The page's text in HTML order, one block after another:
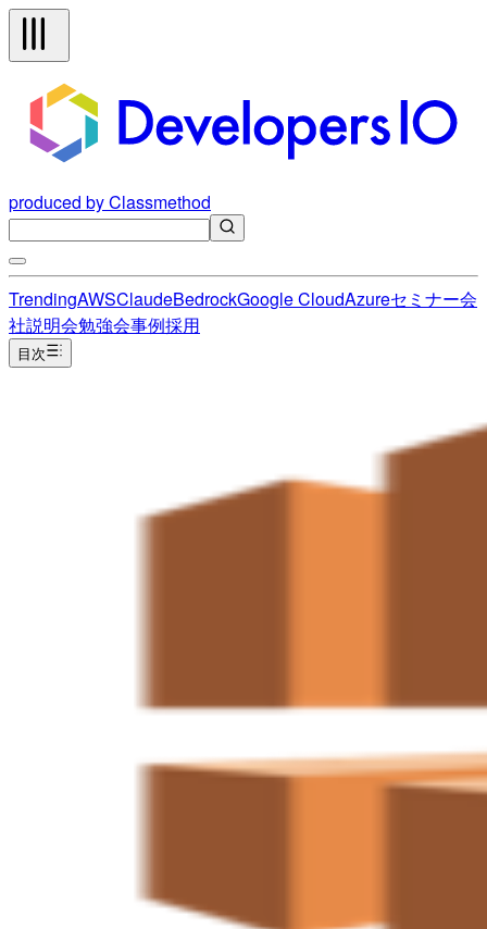
produced by Classmethod
TrendingAWSClaudeBedrockGoogle CloudAzureセミナー会
社説明会勉強会事例採用
目次